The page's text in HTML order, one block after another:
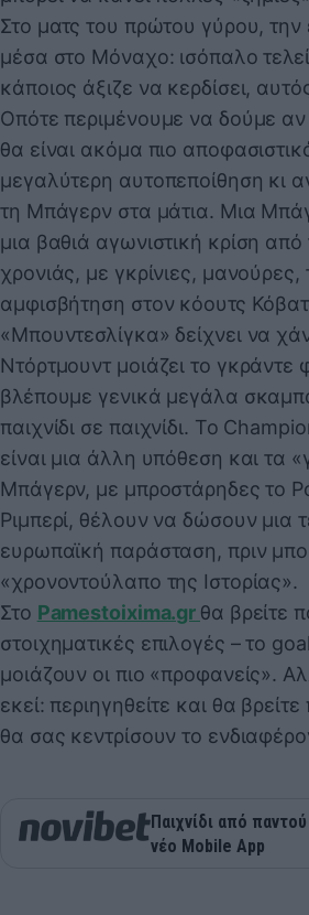
Στο ματς του πρώτου γύρου, την
μέσα στο Μόναχο: ισόπαλο
κάποιος άξιζε να κερδίσει,
Οπότε περιμένουμε να δούμε
θα είναι ακόμα πιο
μεγαλύτερη αυτοπεποίθηση κι
τη Μπάγερν στα μάτια. Μια
μια βαθιά αγωνιστική κρίση
χρονιάς, με γκρίνιες, μανούρες,
αμφισβήτηση στον κόουτς
«Μπουντεσλίγκα» δείχνει να
Ντόρτμουντ μοιάζει το γκράντε
βλέπουμε γενικά μεγάλα
παιχνίδι σε παιχνίδι. Το
είναι μια άλλη υπόθεση και τα
Μπάγερν, με μπροστάρηδες το
Ριμπερί, θέλουν να δώσουν μια
ευρωπαϊκή παράσταση, πριν
«χρονοντούλαπο της Ιστορίας».
Στο Pamestoixima.gr θα βρείτε
στοιχηματικές επιλογές – το
μοιάζουν οι πιο «προφανείς».
εκεί: περιηγηθείτε και θα
θα σας κεντρίσουν το
Παιχνίδι από
νέο Mobile App